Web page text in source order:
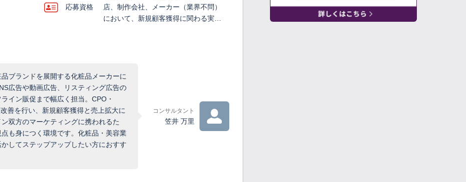
応募資格
店、制作会社、メーカー（業界不問）
において、新規顧客獲得に関わる実…
ブランドを展開する化粧品メーカーに
広告や動画広告、リスティング広告の
イン販促まで幅広く担当。CPO・
善を行い、新規顧客獲得と売上拡大に
双方のマーケティングに携われるた
も身につく環境です。化粧品・美容業
してステップアップしたい方におすす
コンサルタント
笠井 万里